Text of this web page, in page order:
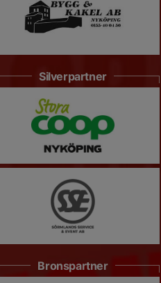
Silverpartner
Bronspartner